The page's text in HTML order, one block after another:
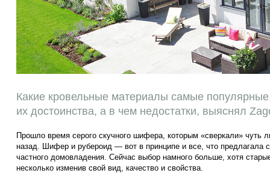
Какие кровельные материалы самые
их достоинства, а в чем недостатки, выяснял
Прошло время серого скучного шифера, которым «сверкали» чуть
назад. Шифер и рубероид — вот в принципе и все, что предлагала
частного домовладения. Сейчас выбор намного больше, хотя
несколько изменив свой вид, качество и свойства.